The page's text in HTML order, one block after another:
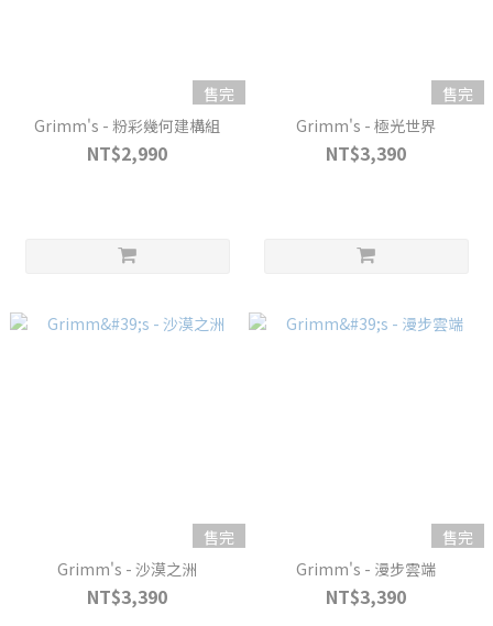
售完
Grimm's - 粉彩幾何建構組
NT$2,990
售完
Grimm's - 極光世界
NT$3,390
售完
Grimm's - 沙漠之洲
NT$3,390
售完
Grimm's - 漫步雲端
NT$3,390